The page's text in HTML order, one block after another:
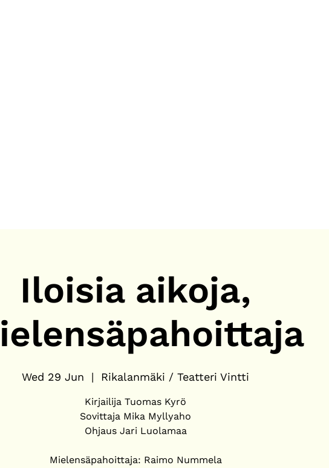
Iloisia aikoja,
Wed 29 Jun
  |
Rikalanmäki / Teatteri Vintti
Kirjailija Tuomas Kyrö
Sovittaja Mika Myllyaho
Ohjaus Jari Luolamaa
Mielensäpahoittaja: Raimo Nummela